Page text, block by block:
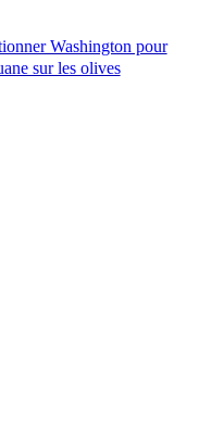
Washington pour
sur les olives